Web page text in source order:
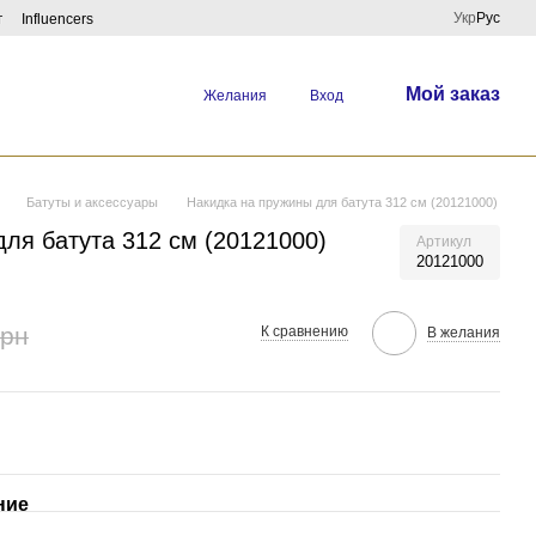
Influencers Укр Рус
Желания Вход Мой заказ
Батуты и аксессуары Накидка на пружины для батута 312 см (20121000)
батута 312 см (20121000) Артикул
20121000
К сравнению В желания